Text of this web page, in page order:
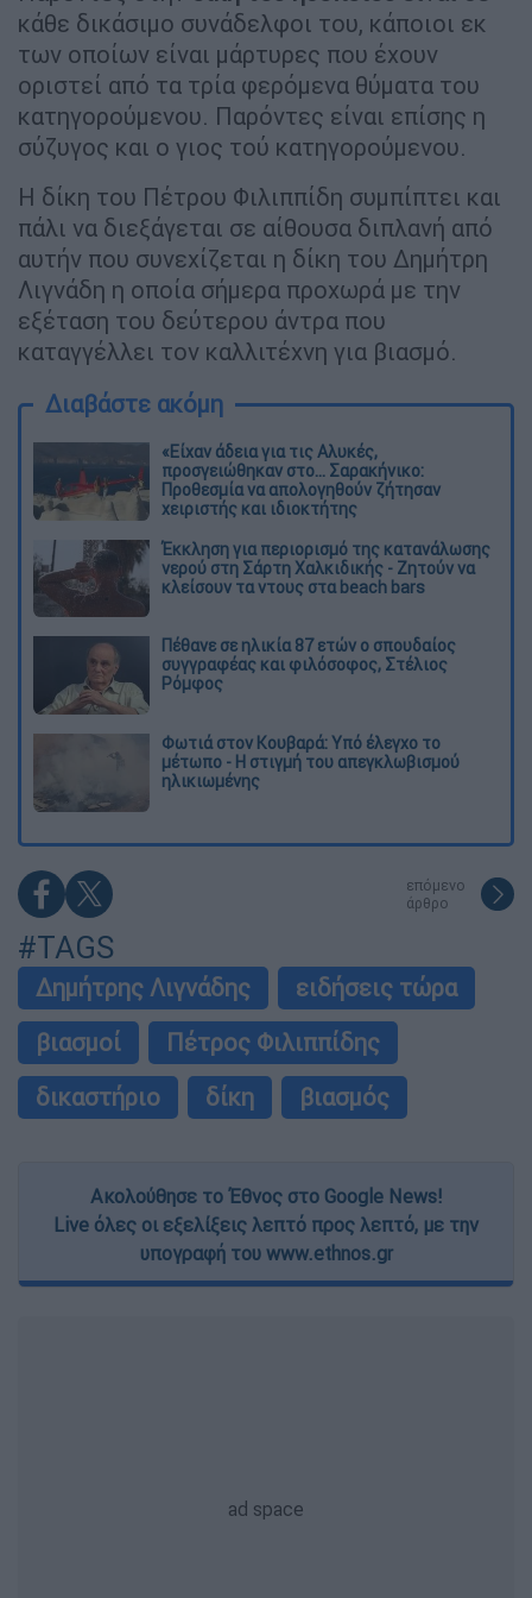
κάθε δικάσιμο συνάδελφοι του, κάποιοι εκ
των οποίων είναι μάρτυρες που έχουν
οριστεί από τα τρία φερόμενα θύματα του
κατηγορούμενου. Παρόντες είναι επίσης η
σύζυγος και ο γιος τού κατηγορούμενου.
Η δίκη του Πέτρου Φιλιππίδη συμπίπτει και
πάλι να διεξάγεται σε αίθουσα διπλανή από
αυτήν που συνεχίζεται η δίκη του Δημήτρη
Λιγνάδη η οποία σήμερα προχωρά με την
εξέταση του δεύτερου άντρα που
καταγγέλλει τον καλλιτέχνη για βιασμό.
Διαβάστε ακόμη
«Είχαν άδεια για τις Αλυκές,
προσγειώθηκαν στο... Σαρακήνικο:
Προθεσμία να απολογηθούν ζήτησαν
χειριστής και ιδιοκτήτης
Έκκληση για περιορισμό της κατανάλωσης
νερού στη Σάρτη Χαλκιδικής - Ζητούν να
κλείσουν τα ντους στα beach bars
Πέθανε σε ηλικία 87 ετών ο σπουδαίος
συγγραφέας και φιλόσοφος, Στέλιος
Ρόμφος
Φωτιά στον Κουβαρά: Υπό έλεγχο το
μέτωπο - Η στιγμή του απεγκλωβισμού
ηλικιωμένης
επόμενο
άρθρο
#TAGS
Δημήτρης Λιγνάδης
ειδήσεις τώρα
βιασμοί
Πέτρος Φιλιππίδης
δικαστήριο
δίκη βιασμός
Ακολούθησε το Έθνος στο Google News!
Live όλες οι εξελίξεις λεπτό προς λεπτό, με την
υπογραφή του www.ethnos.gr